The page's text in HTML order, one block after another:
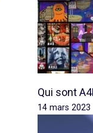
Qui sont
14 mars 2023